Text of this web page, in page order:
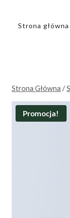
Strona główna
Strona Główna /
Promocja!